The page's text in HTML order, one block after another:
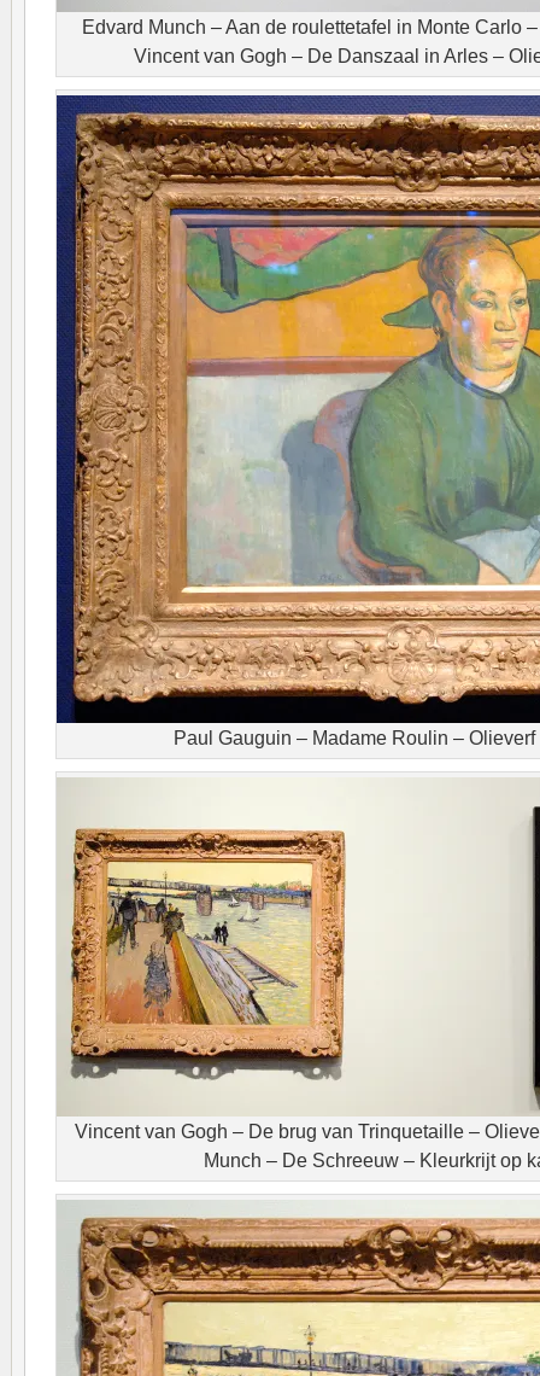
Edvard Munch – Aan de roulettetafel in Monte Carlo
Vincent van Gogh – De Danszaal in Arles –
Paul Gauguin – Madame Roulin –
Vincent van Gogh – De brug van Trinquetaille –
Munch – De Schreeuw – Kleurkrijt op